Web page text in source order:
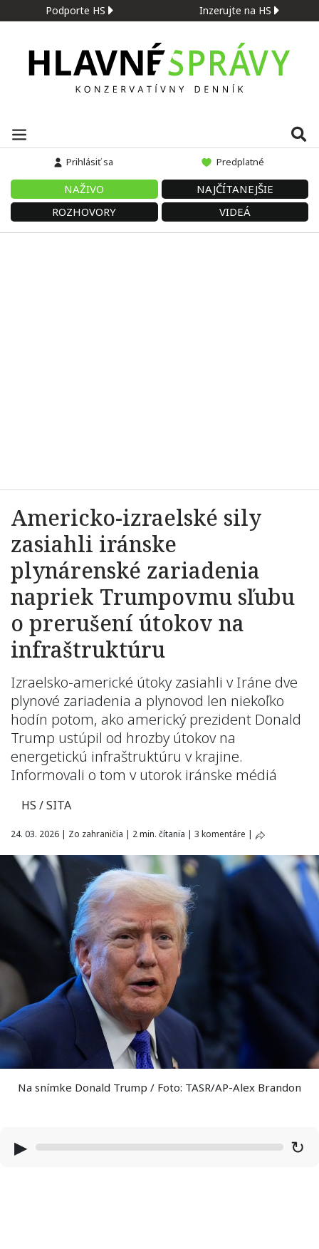
Podporte HS Inzerujte na HS
Prihlásiť sa Predplatné
NAŽIVO
NAJČÍTANEJŠIE
ROZHOVORY
VIDEÁ
Americko-izraelské sily
zasiahli iránske
plynárenské zariadenia
napriek Trumpovmu sľubu
o prerušení útokov na
infraštruktúru
Izraelsko-americké útoky zasiahli v Iráne dve
plynové zariadenia a plynovod len niekoľko
hodín potom, ako americký prezident Donald
Trump ustúpil od hrozby útokov na
energetickú infraštruktúru v krajine.
Informovali o tom v utorok iránske médiá
HS / SITA
24. 03. 2026 | Zo zahraničia | 2 min. čítania | 3 komentáre |
Na snímke Donald Trump / Foto: TASR/AP-Alex Brandon
▶ ↻